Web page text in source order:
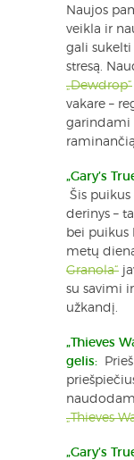
Naujos
veikla ir
gali sukelti
stresą.
„Dewdrop“
vakare –
garindami
„Gary’s
Šis
derinys –
bei puikus
metų
Granola“
su savimi
užkandį.
„Thieves
gelis:
„Thieves
„Gary’s